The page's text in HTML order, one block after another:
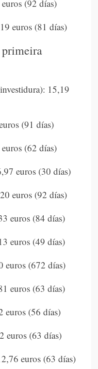
(92 días)
euros (81 días)
15,19
(91 días)
(62 días)
euros (30 días)
euros (92 días)
euros (84 días)
euros (49 días)
euros (672 días)
euros (63 días)
euros (56 días)
euros (63 días)
euros (63 días)